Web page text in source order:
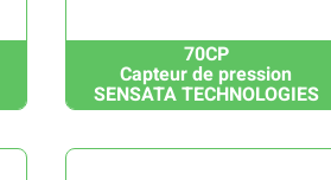
70CP
Capteur de pression
SENSATA TECHNOLOGIES